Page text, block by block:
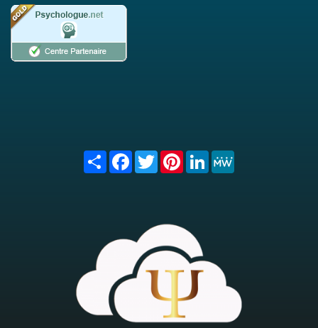
Share FacebookTwitterPinterest
LinkedIn